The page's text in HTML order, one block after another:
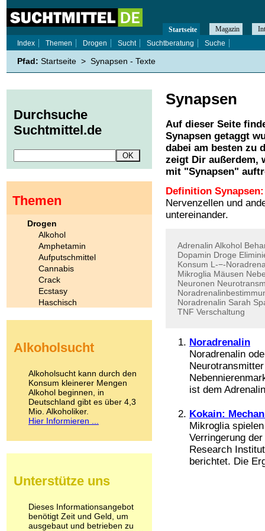
Synapsen
Auf dieser Seite
Synapsen getaggt
dabei am besten zu
zeigt Dir außerdem,
mit "Synapsen"
Definition Synapsen:
Nervenzellen und
untereinander.
Adrenalin Alkohol
Dopamin Droge
Konsum L-−-
Mikroglia Mäusen
Neuronen
Noradrenalin Sarah
TNF Verschaltung
Noradrenalin
Noradrenalin
ist dem
Kokain:
Mikroglia
Verringerung
Research
berichtet. Die
Startseite Magazin
Index
Themen Drogen Sucht Suchtberatung Suche
Pfad: Startseite > Synapsen - Texte
Durchsuche
Suchtmittel.de
Themen
Drogen
Alkohol
Amphetamin
Aufputschmittel
Cannabis
Crack
Ecstasy
Haschisch
Kokain
LSD
Marihuana
Medikamente
Meskalin
Metamphetamin
Methadon
Pilze
Psychopharmaka
Schlafmittel
Schmerzmittel
Alkoholsucht
Alkoholsucht kann durch den
Konsum kleinerer Mengen
Alkohol beginnen, in
Deutschland gibt es über 4,3
Mio. Alkoholiker.
Hier Informieren ...
Unterstütze uns
Dieses Informationsangebot
benötigt Zeit und Geld, um
ausgebaut und betrieben zu